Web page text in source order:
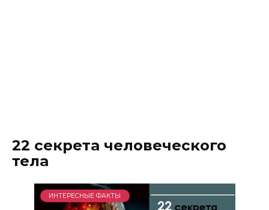
22 секрета человеческого
тела
ИНТЕРЕСНЫЕ ФАКТЫ